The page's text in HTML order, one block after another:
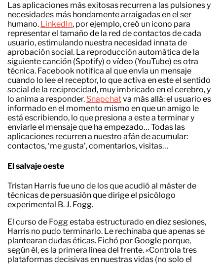
Las aplicaciones más exitosas recurren a las pulsiones y
necesidades más hondamente arraigadas en el ser
humano. LinkedIn, por ejemplo, creó un icono para
representar el tamaño de la red de contactos de cada
usuario, estimulando nuestra necesidad innata de
aprobación social. La reproducción automática de la
siguiente canción (Spotify) o vídeo (YouTube) es otra
técnica. Facebook notifica al que envía un mensaje
cuando lo lee el receptor, lo que activa en este el sentido
social de la reciprocidad, muy imbricado en el cerebro, y
lo anima a responder. Snapchatva más allá: el usuario es
informado en el momento mismo en que un amigo le
está escribiendo, lo que presiona a este a terminar y
enviarle el mensaje que ha empezado… Todas las
aplicaciones recurren a nuestro afán de acumular:
contactos, ‘me gusta’, comentarios, visitas…
El salvaje oeste
Tristan Harris fue uno de los que acudió al máster de
técnicas de persuasión que dirige el psicólogo
experimental B. J. Fogg.
El curso de Fogg estaba estructurado en diez sesiones,
Harris no pudo terminarlo. Le rechinaba que apenas se
plantearan dudas éticas. Fichó por Google porque,
según él, es la primera línea del frente. «Controla tres
plataformas decisivas en nuestras vidas (no solo el